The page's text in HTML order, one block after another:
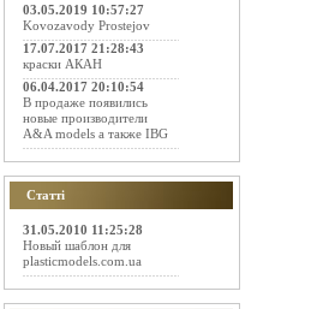
03.05.2019 10:57:27
Kovozavody Prostejov
17.07.2017 21:28:43
краски АКАН
06.04.2017 20:10:54
В продаже появились
новые производители
A&A models а также IBG
Статті
31.05.2010 11:25:28
Новый шаблон для
plasticmodels.com.ua